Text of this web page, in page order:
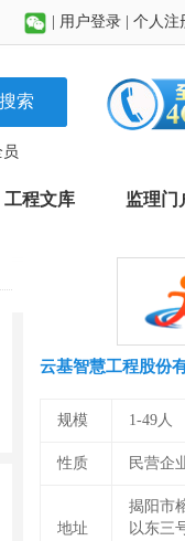
用户登录 个人注
索
工程文库 监理门
规模 1-49人
性质 民营企
地址
揭阳市
以东三